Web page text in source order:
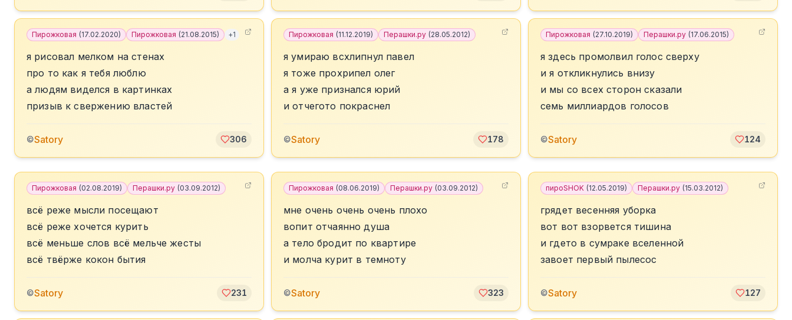
Пирожковая (17.02.2020) Пирожковая (21.08.2015) +1
я рисовал мелком на стенах
про то как я тебя люблю
а людям виделся в картинках
призыв к свержению властей
©Satory 306
Пирожковая (11.12.2019) Перашки.ру (28.05.2012)
я умираю всхлипнул павел
я тоже прохрипел олег
а я уже признался юрий
и отчегото покраснел
©Satory 178
Пирожковая (27.10.2019) Перашки.ру (17.06.2015)
я здесь промолвил голос сверху
и я откликнулись внизу
и мы со всех сторон сказали
семь миллиардов голосов
©Satory 124
Пирожковая (02.08.2019) Перашки.ру (03.09.2012)
всё реже мысли посещают
всё реже хочется курить
всё меньше слов всё мельче жесты
всё твёрже кокон бытия
©Satory 231
Пирожковая (08.06.2019) Перашки.ру (03.09.2012)
мне очень очень очень плохо
вопит отчаянно душа
а тело бродит по квартире
и молча курит в темноту
©Satory 323
пироSHOK (12.05.2019) Перашки.ру (15.03.2012)
грядет весенняя уборка
вот вот взорвется тишина
и гдето в сумраке вселенной
завоет первый пылесос
©Satory 127